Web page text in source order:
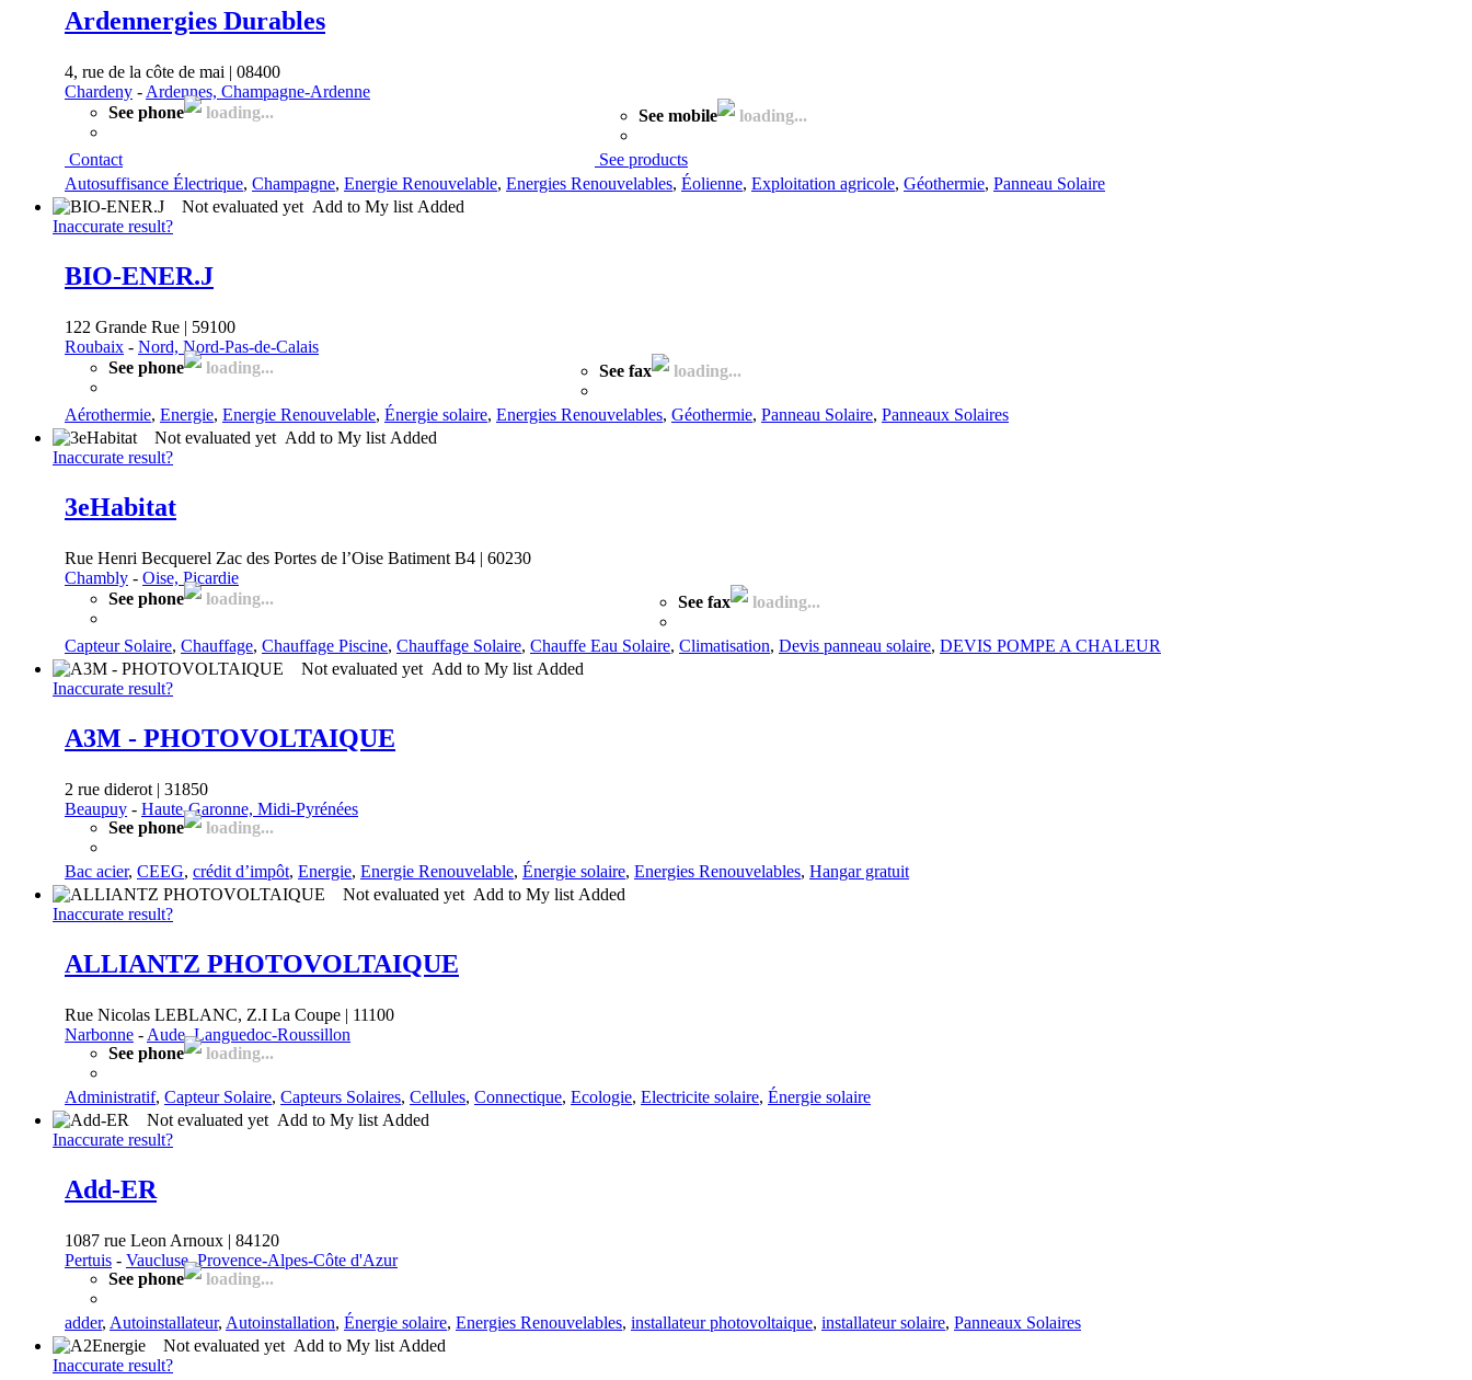
Ardennergies Durables
4, rue de la côte de mai | 08400
Chardeny - Ardennes, Champagne-Ardenne
See phone
loading... See mobile loading...
Contact
See products
Autosuffisance Électrique, Champagne, Energie Renouvelable, Energies Renouvelables, Éolienne, Exploitation agricole, Géothermie, Panneau Solaire
Not evaluated yet Add to My list Added
Inaccurate result?
BIO-ENER.J
122 Grande Rue | 59100
Roubaix - Nord, Nord-Pas-de-Calais
See phone
loading... See fax loading...
Aérothermie, Energie, Energie Renouvelable, Énergie solaire, Energies Renouvelables, Géothermie, Panneau Solaire, Panneaux Solaires
Not evaluated yet Add to My list Added
Inaccurate result?
3eHabitat
Rue Henri Becquerel Zac des Portes de l’Oise Batiment B4 | 60230
Chambly - Oise, Picardie
See phone
loading... See fax loading...
Capteur Solaire, Chauffage, Chauffage Piscine, Chauffage Solaire, Chauffe Eau Solaire, Climatisation, Devis panneau solaire, DEVIS POMPE A CHALEUR
Not evaluated yet Add to My list Added
Inaccurate result?
A3M - PHOTOVOLTAIQUE
2 rue diderot | 31850
Beaupuy - Haute-Garonne, Midi-Pyrénées
See phone
loading...
Bac acier, CEEG, crédit d’impôt, Energie, Energie Renouvelable, Énergie solaire, Energies Renouvelables, Hangar gratuit
Not evaluated yet Add to My list Added
Inaccurate result?
ALLIANTZ PHOTOVOLTAIQUE
Rue Nicolas LEBLANC, Z.I La Coupe | 11100
Narbonne - Aude, Languedoc-Roussillon
See phone
loading...
Administratif, Capteur Solaire, Capteurs Solaires, Cellules, Connectique, Ecologie, Electricite solaire, Énergie solaire
Not evaluated yet Add to My list Added
Inaccurate result?
Add-ER
1087 rue Leon Arnoux | 84120
Pertuis - Vaucluse, Provence-Alpes-Côte d'Azur
See phone
loading...
adder, Autoinstallateur, Autoinstallation, Énergie solaire, Energies Renouvelables, installateur photovoltaique, installateur solaire, Panneaux Solaires
Not evaluated yet Add to My list Added
Inaccurate result?